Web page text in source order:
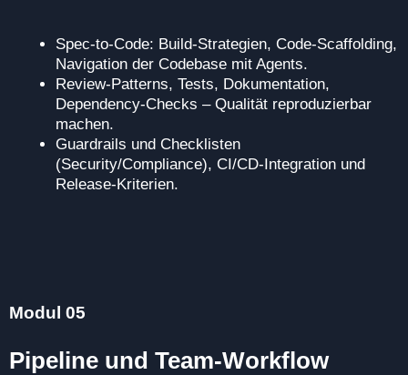
Spec-to-Code: Build-Strategien, Code-Scaffolding,
Navigation der Codebase mit Agents.
Review-Patterns, Tests, Dokumentation,
Dependency-Checks – Qualität reproduzierbar
machen.
Guardrails und Checklisten
(Security/Compliance), CI/CD-Integration und
Release-Kriterien.
Modul 05
Pipeline und Team-Workflow